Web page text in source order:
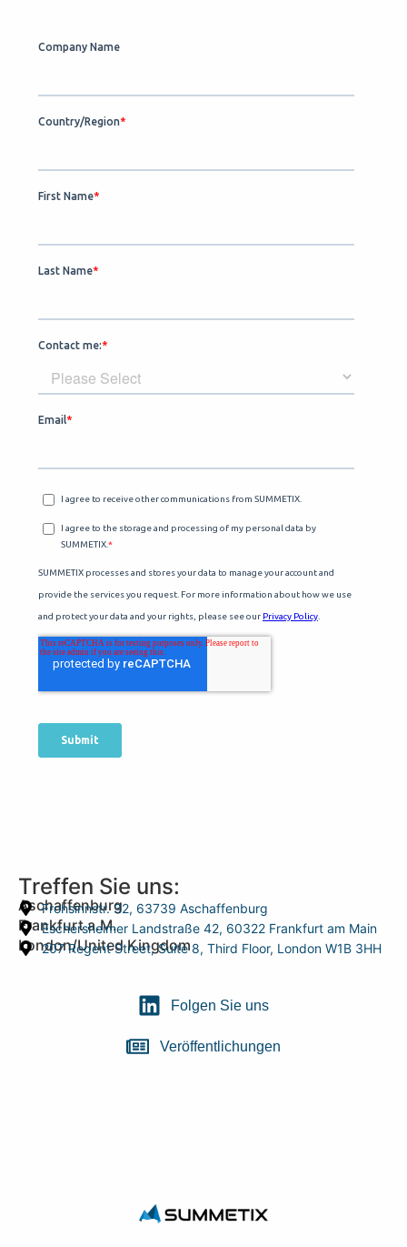
Treffen Sie uns:
Aschaffenburg
Frohsinnstr. 32, 63739 Aschaffenburg
Frankfurt a.M.
Eschersheimer Landstraße 42, 60322 Frankfurt am Main
London/United Kingdom
207 Regent Street, Suite 8, Third Floor, London W1B 3HH
Folgen Sie uns
Veröffentlichungen